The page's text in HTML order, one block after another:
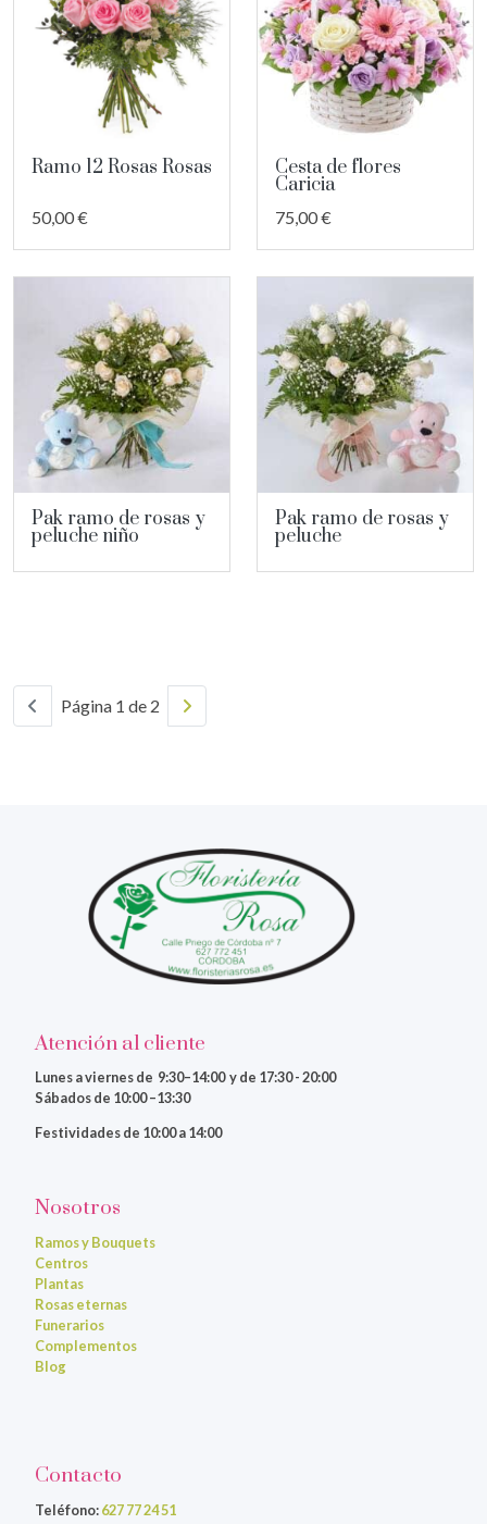
Ramo 12 Rosas Rosas
50,00 €
Cesta de flores
Caricia
75,00 €
Pak ramo de rosas y
peluche niño
Pak ramo de rosas y
peluche
Página 1 de 2
Atención al cliente
Lunes a viernesde 9:30–14:00 y de 17:30 - 20:00
Sábados de 10:00 –13:30
Festividades de 10:00 a 14:00
Nosotros
Ramos y Bouquets
Centros
Plantas
Rosas eternas
Funerarios
Complementos
Blog
Contacto
Teléfono:627 77 24 51